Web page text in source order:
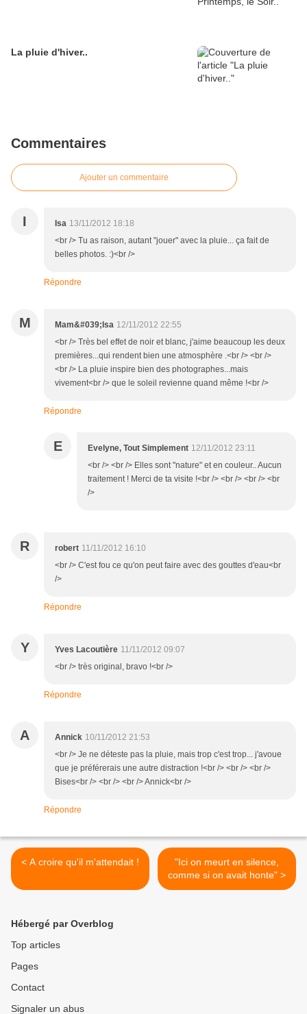
La pluie d'hiver..
Commentaires
Ajouter un commentaire
I Isa 13/11/2012 18:18
<br /> Tu as raison, autant "jouer" avec la pluie... ça fait de
belles photos. :)<br />
Répondre
M Mam&#039;Isa 12/11/2012 22:55
<br /> Très bel effet de noir et blanc, j'aime beaucoup les deux
premières...qui rendent bien une atmosphère .<br /> <br />
<br /> La pluie inspire bien des photographes...mais
vivement<br /> que le soleil revienne quand même !<br />
Répondre
E Evelyne, Tout Simplement 12/11/2012 23:11
<br /> <br /> Elles sont "nature" et en couleur.. Aucun
traitement ! Merci de ta visite !<br /> <br /> <br /> <br
/>
R robert 11/11/2012 16:10
<br /> C'est fou ce qu'on peut faire avec des gouttes d'eau<br
/>
Répondre
Y Yves Lacoutière 11/11/2012 09:07
<br /> très original, bravo !<br />
Répondre
A Annick 10/11/2012 21:53
<br /> Je ne déteste pas la pluie, mais trop c'est trop... j'avoue
que je préférerais une autre distraction !<br /> <br /> <br />
Bises<br /> <br /> <br /> Annick<br />
Répondre
< A croire qu'il m'attendait !
"Ici on meurt en silence,
comme si on avait honte" >
Hébergé par Overblog
Top articles
Pages
Contact
Signaler un abus